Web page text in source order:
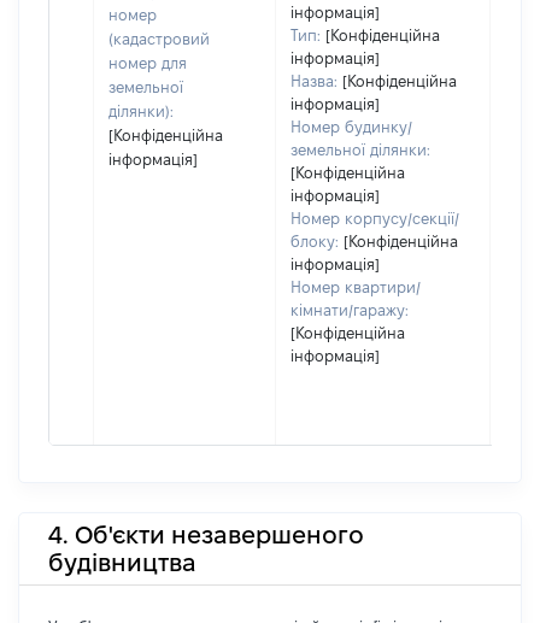
номер
(кадастровий
номер для
земельної
ділянки):
[Конфіденційна
інформація]
інформація]
Тип: [Конфіденційна
інформація]
Назва: [Конфіденційна
інформація]
Номер будинку/
земельної ділянки:
[Конфіденційна
інформація]
Номер корпусу/секції/
блоку: [Конфіденційна
інформація]
Номер квартири/
кімнати/гаражу:
[Конфіденційна
інформація]
4. Об'єкти незавершеного
будівництва